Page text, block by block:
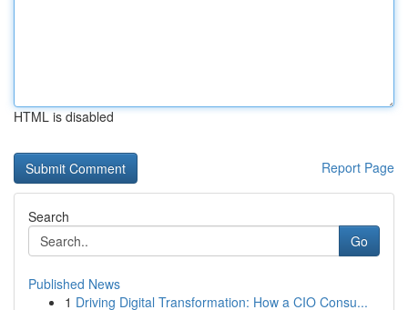
HTML is disabled
Report Page
Search
Go
Published News
1 Driving Digital Transformation: How a CIO Consu...